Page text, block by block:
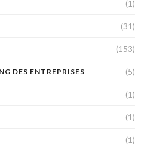
(1)
(31)
(153)
DES ENTREPRISES (5)
(1)
(1)
(1)